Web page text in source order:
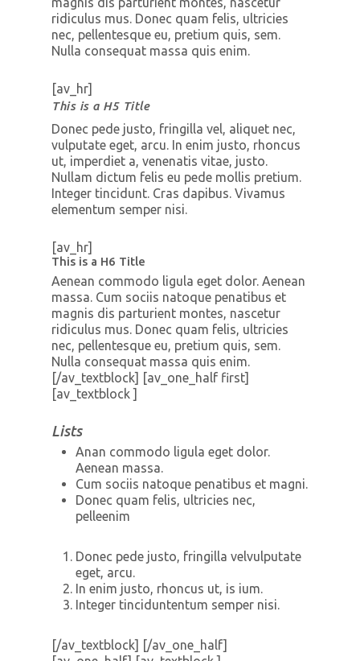
ridiculus mus. Donec quam felis, ultricies
nec, pellentesque eu, pretium quis, sem.
Nulla consequat massa quis enim.
[av_hr]
This is a H5 Title
Donec pede justo, fringilla vel, aliquet nec,
vulputate eget, arcu. In enim justo, rhoncus
ut, imperdiet a, venenatis vitae, justo.
Nullam dictum felis eu pede mollis pretium.
Integer tincidunt. Cras dapibus. Vivamus
elementum semper nisi.
[av_hr]
This is a H6 Title
Aenean commodo ligula eget dolor. Aenean
massa. Cum sociis natoque penatibus et
magnis dis parturient montes, nascetur
ridiculus mus. Donec quam felis, ultricies
nec, pellentesque eu, pretium quis, sem.
Nulla consequat massa quis enim.
[/av_textblock] [av_one_half first]
[av_textblock ]
Lists
Anan commodo ligula eget dolor.
Aenean massa.
Cum sociis natoque penatibus et magni.
Donec quam felis, ultricies nec,
pelleenim
Donec pede justo, fringilla velvulputate
eget, arcu.
In enim justo, rhoncus ut, is ium.
Integer tinciduntentum semper nisi.
[/av_textblock] [/av_one_half]